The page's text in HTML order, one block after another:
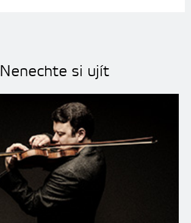
Nenechte si ujít